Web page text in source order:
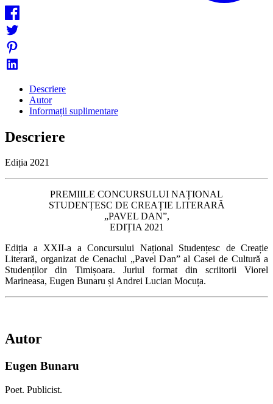
Descriere
Autor
Informații suplimentare
Descriere
Ediția 2021
PREMIILE CONCURSULUI NAȚIONAL
STUDENȚESC DE CREAȚIE LITERARĂ
„PAVEL DAN”,
EDIȚIA 2021
Ediția a XXII-a a Concursului Național Studențesc de Creație
Literară, organizat de Cenaclul „Pavel Dan” al Casei de Cultură a
Studenților din Timișoara. Juriul format din scriitorii Viorel
Marineasa, Eugen Bunaru și Andrei Lucian Mocuța.
Autor
Eugen Bunaru
Poet. Publicist.